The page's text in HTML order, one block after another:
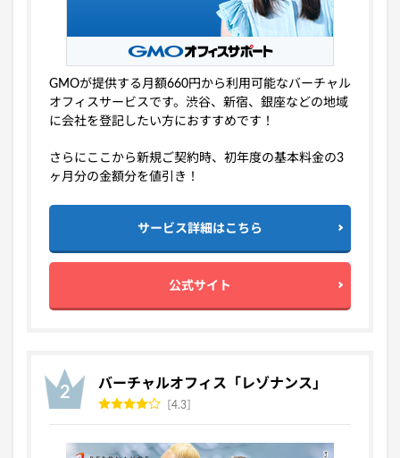
GMOが提供する月額660円から利用可能なバーチャル
オフィスサービスです。渋谷、新宿、銀座などの地域
に会社を登記したい方におすすめです！
さらにここから新規ご契約時、初年度の基本料金の3
ヶ月分の金額分を値引き！
サービス詳細はこちら
公式サイト
バーチャルオフィス「レゾナンス」
4.3